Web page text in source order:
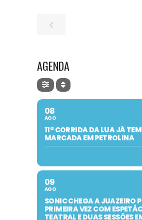
AGENDA
08
AGO
11ª CORRIDA DA LUA JÁ
MARCADA EM PETROLINA
09
AGO
SONIC CHEGA A JUAZEIRO
PRIMEIRA VEZ COM
TEATRAL E DUAS SESSÕES